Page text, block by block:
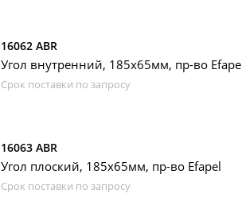
16062 ABR
Угол внутренний, 185х65мм, пр-во
Срок поставки по запросу
16063 ABR
Угол плоский, 185х65мм, пр-во Efapel
Срок поставки по запросу